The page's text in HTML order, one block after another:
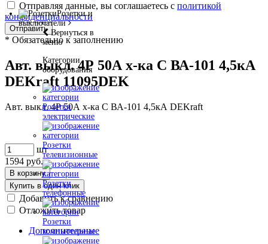
Розетки и
выключатели
Вернуться в
меню
Категории
оборудования
Розетки
электрические
Розетки
телевизионные
Розетки
телефонные
Розетки
компьютерные
Отправляя данные, вы соглашаетесь с политикой
конфиденциальности
Отправить
* Обязательно к заполнению
Авт. выкл. 4Р 50А х-ка C ВА-101 4,5кА
DEKraft 11095DEK
Авт. выкл. 4Р 50А х-ка C ВА-101 4,5кА DEKraft
шт
1594 руб.
В корзину
Купить в один клик
Добавить к сравнению
Отложить товар
Дополнительные